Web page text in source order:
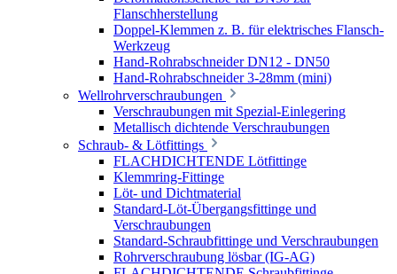
Flanschherstellung
Doppel-Klemmen z. B. für elektrisches Flansch-
Werkzeug
Hand-Rohrabschneider DN12 - DN50
Hand-Rohrabschneider 3-28mm (mini)
Wellrohrverschraubungen
Verschraubungen mit Spezial-Einlegering
Metallisch dichtende Verschraubungen
Schraub- & Lötfittings
FLACHDICHTENDE Lötfittinge
Klemmring-Fittinge
Löt- und Dichtmaterial
Standard-Löt-Übergangsfittinge und
Verschraubungen
Standard-Schraubfittinge und Verschraubungen
Rohrverschraubung lösbar (IG-AG)